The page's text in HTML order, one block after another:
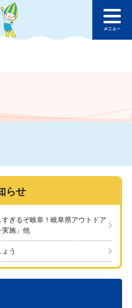
のページの本文へ
ュ
らせ
ぎるぞ岐阜！岐阜県アウトドア
実施」他
う